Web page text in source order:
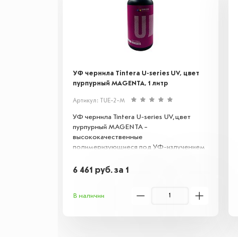
УФ чернила Tintera U-series UV, цвет
пурпурный MAGENTA, 1 литр
Артикул: TUE-2-M
УФ чернила Tintera U-series UV, цвет
пурпурный MAGENTA –
высококачественные
полимеризующиеся под УФ-излучением
Обеспечивают яркое, устойчивое к
металл. Идеальны для создания
6 461 руб.за 1
В наличии